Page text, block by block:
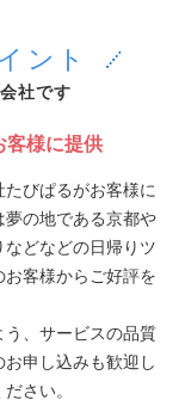
社です
ント
客様に提供
びぱるがお客様に
の地である京都や
どなどの日帰りツ
客様からご好評を
、サービスの品質
申し込みも歓迎し
さい。